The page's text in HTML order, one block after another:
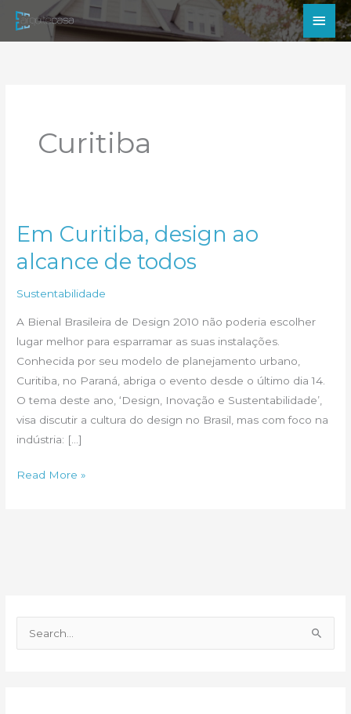
para
Curitiba
Em Curitiba, design ao
alcance de todos
Sustentabilidade
A Bienal Brasileira de Design 2010 não poderia escolher
lugar melhor para esparramar as suas instalações.
Conhecida por seu modelo de planejamento urbano,
Curitiba, no Paraná, abriga o evento desde o último dia 14.
O tema deste ano, ‘Design, Inovação e Sustentabilidade’,
visa discutir a cultura do design no Brasil, mas com foco na
indústria: […]
Em
Read More »
e